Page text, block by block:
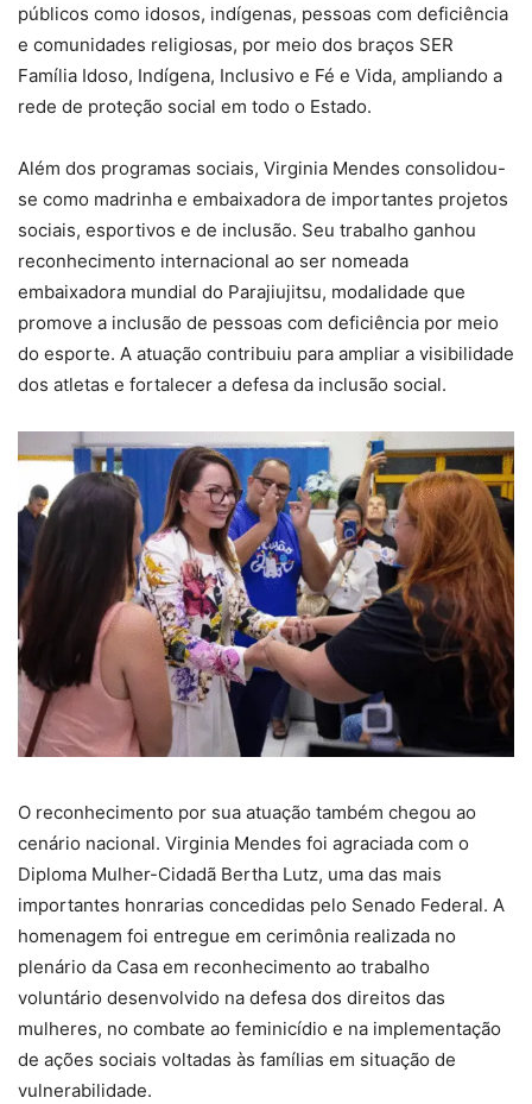
públicos como idosos, indígenas, pessoas com deficiência
e comunidades religiosas, por meio dos braços SER
Família Idoso, Indígena, Inclusivo e Fé e Vida, ampliando a
rede de proteção social em todo o Estado.
Além dos programas sociais, Virginia Mendes consolidou-
se como madrinha e embaixadora de importantes projetos
sociais, esportivos e de inclusão. Seu trabalho ganhou
reconhecimento internacional ao ser nomeada
embaixadora mundial do Parajiujitsu, modalidade que
promove a inclusão de pessoas com deficiência por meio
do esporte. A atuação contribuiu para ampliar a visibilidade
dos atletas e fortalecer a defesa da inclusão social.
O reconhecimento por sua atuação também chegou ao
cenário nacional. Virginia Mendes foi agraciada com o
Diploma Mulher-Cidadã Bertha Lutz, uma das mais
importantes honrarias concedidas pelo Senado Federal. A
homenagem foi entregue em cerimônia realizada no
plenário da Casa em reconhecimento ao trabalho
voluntário desenvolvido na defesa dos direitos das
mulheres, no combate ao feminicídio e na implementação
de ações sociais voltadas às famílias em situação de
vulnerabilidade.